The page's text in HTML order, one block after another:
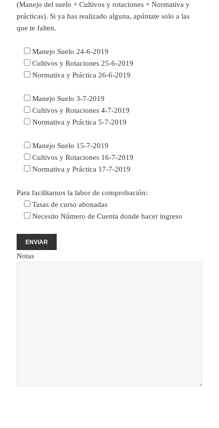
(Manejo del suelo + Cultivos y rotaciones + Normativa y
prácticas). Si ya has realizado alguna, apúntate solo a las
que te falten.
Manejo Suelo 24-6-2019
Cultivos y Rotaciones 25-6-2019
Normativa y Práctica 26-6-2019
Manejo Suelo 3-7-2019
Cultivos y Rotaciones 4-7-2019
Normativa y Práctica 5-7-2019
Manejo Suelo 15-7-2019
Cultivos y Rotaciones 16-7-2019
Normativa y Práctica 17-7-2019
Para facilitarnos la labor de comprobación:
Tasas de curso abonadas
Necesito Número de Cuenta donde hacer ingreso
Notas